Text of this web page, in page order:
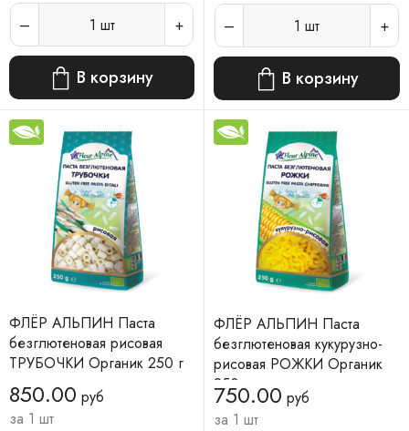
1 шт
В корзину
1 шт
В корзину
ФЛЁР АЛЬПИН Паста
безглютеновая рисовая
ТРУБОЧКИ Органик 250 г
850.00 руб
за 1 шт
ФЛЁР АЛЬПИН Паста
безглютеновая кукурузно-
рисовая РОЖКИ Органик
250 г
750.00 руб
за 1 шт